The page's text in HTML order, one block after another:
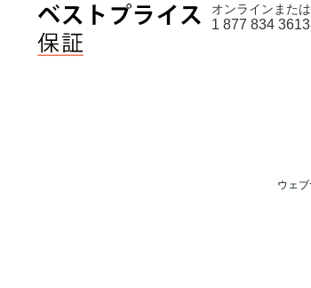
オンラインまた
1 877 834 3613
ウェ